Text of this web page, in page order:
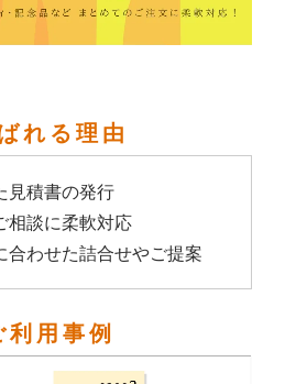
れる理由
積書の発行
談に柔軟対応
わせた詰合せやご提案
利用事例